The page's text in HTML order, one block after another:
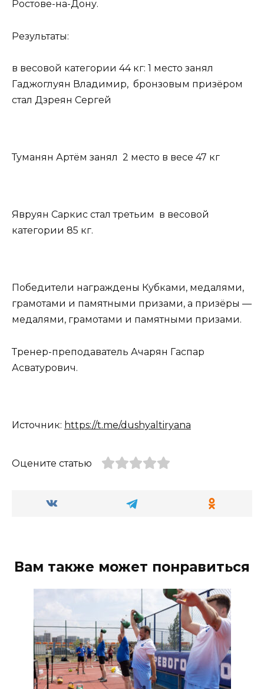
Ростове-на-Дону.
Результаты:
в весовой категории 44 кг: 1 место занял
Гаджоглуян Владимир, бронзовым призёром
стал Дзреян Сергей
Туманян Артём занял 2 место в весе 47 кг
Явруян Саркис стал третьим в весовой
категории 85 кг.
Победители награждены Кубками, медалями,
грамотами и памятными призами, а призёры —
медалями, грамотами и памятными призами.
Тренер-преподаватель Ачарян Гаспар
Асватурович.
Источник: https://t.me/dushyaltiryana
Оцените статью
Вам также может понравиться